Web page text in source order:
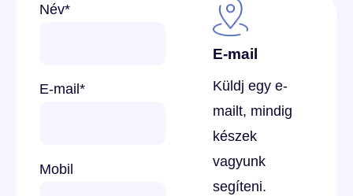
E-mail
Küldj egy e-
mailt, mindig
készek
vagyunk
segíteni.
Név*
E-mail *
Mobil